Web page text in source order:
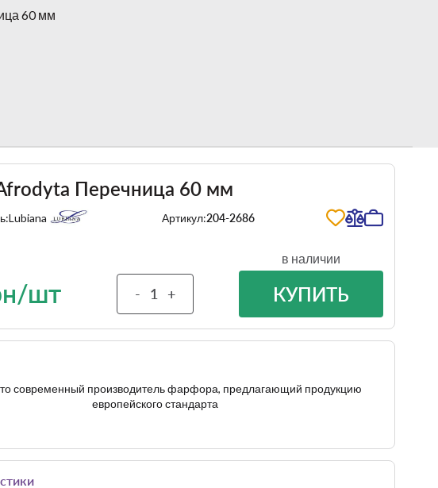
60 мм
Перечница 60 мм
Lubiana Артикул:204-2686
шт - +
в наличии
КУПИТЬ
современный производитель фарфора, предлагающий продукцию
европейского стандарта